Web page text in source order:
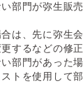
部門が弥生販
は、先に弥生
するなどの修正
部門があった
トを使用して